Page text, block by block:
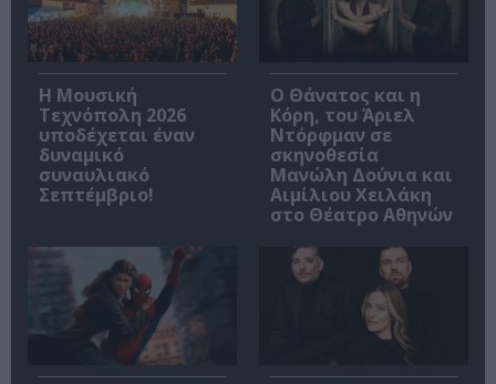
Η Μουσική
Τεχνόπολη 2026
υποδέχεται έναν
δυναμικό
συναυλιακό
Σεπτέμβριο!
Ο Θάνατος και η
Κόρη, του Άριελ
Ντόρφμαν σε
σκηνοθεσία
Μανώλη Δούνια και
Αιμίλιου Χειλάκη
στο Θέατρο Αθηνών